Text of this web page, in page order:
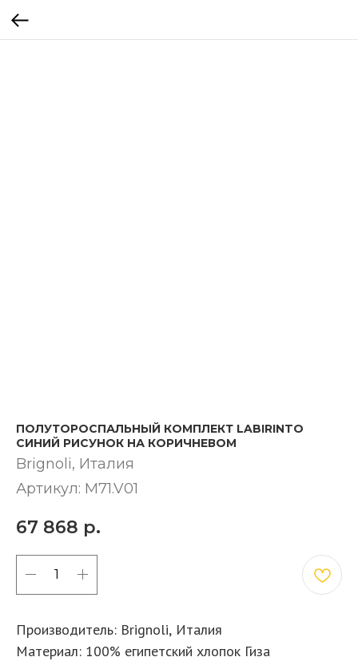
ПОЛУТОРОСПАЛЬНЫЙ КОМПЛЕКТ LABIRINTO
СИНИЙ РИСУНОК НА КОРИЧНЕВОМ
Brignoli, Италия
Артикул: M71.V01
67 868 р.
Производитель: Brignoli, Италия
Материал: 100% египетский хлопок Гиза